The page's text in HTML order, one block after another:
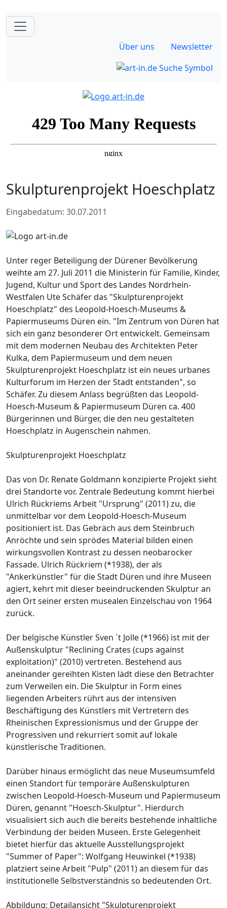
Über uns Newsletter
Skulpturenprojekt Hoeschplatz
Eingabedatum: 30.07.2011
Unter reger Beteiligung der Dürener Bevölkerung
weihte am 27. Juli 2011 die Ministerin für Familie, Kinder,
Jugend, Kultur und Sport des Landes Nordrhein-
Westfalen Ute Schäfer das "Skulpturenprojekt
Hoeschplatz" des Leopold-Hoesch-Museums &
Papiermuseums Düren ein. "Im Zentrum von Düren hat
sich ein ganz besonderer Ort entwickelt. Gemeinsam
mit dem modernen Neubau des Architekten Peter
Kulka, dem Papiermuseum und dem neuen
Skulpturenprojekt Hoeschplatz ist ein neues urbanes
Kulturforum im Herzen der Stadt entstanden", so
Schäfer. Zu diesem Anlass begrüßten das Leopold-
Hoesch-Museum & Papiermuseum Düren ca. 400
Bürgerinnen und Bürger, die den neu gestalteten
Hoeschplatz in Augenschein nahmen.
Skulpturenprojekt Hoeschplatz
Das von Dr. Renate Goldmann konzipierte Projekt sieht
drei Standorte vor. Zentrale Bedeutung kommt hierbei
Ulrich Rückriems Arbeit "Ursprung" (2011) zu, die
unmittelbar vor dem Leopold-Hoesch-Museum
positioniert ist. Das Gebräch aus dem Steinbruch
Anröchte und sein sprödes Material bilden einen
wirkungsvollen Kontrast zu dessen neobarocker
Fassade. Ulrich Rückriem (*1938), der als
"Ankerkünstler" für die Stadt Düren und ihre Museen
agiert, kehrt mit dieser beeindruckenden Skulptur an
den Ort seiner ersten musealen Einzelschau von 1964
zurück.
Der belgische Künstler Sven ´t Jolle (*1966) ist mit der
Außenskulptur "Reclining Crates (cups against
exploitation)" (2010) vertreten. Bestehend aus
aneinander gereihten Kisten lädt diese den Betrachter
zum Verweilen ein. Die Skulptur in Form eines
liegenden Arbeiters rührt aus der intensiven
Beschäftigung des Künstlers mit Vertretern des
Rheinischen Expressionismus und der Gruppe der
Progressiven und rekurriert somit auf lokale
künstlerische Traditionen.
Darüber hinaus ermöglicht das neue Museumsumfeld
einen Standort für temporäre Außenskulpturen
zwischen Leopold-Hoesch-Museum und Papiermuseum
Düren, genannt "Hoesch-Skulptur". Hierdurch
visualisiert sich auch die bereits bestehende inhaltliche
Verbindung der beiden Museen. Erste Gelegenheit
bietet hierfür das aktuelle Ausstellungsprojekt
"Summer of Paper": Wolfgang Heuwinkel (*1938)
platziert seine Arbeit "Pulp" (2011) an diesem für das
institutionelle Selbstverständnis so bedeutenden Ort.
Abbildung: Detailansicht "Skulpturenprojekt